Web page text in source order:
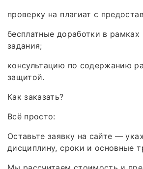
проверку на плагиат с
бесплатные доработки в рамках
задания;
консультацию по содержанию
защитой.
Как заказать?
Всё просто:
Оставьте заявку на сайте —
дисциплину, сроки и основные